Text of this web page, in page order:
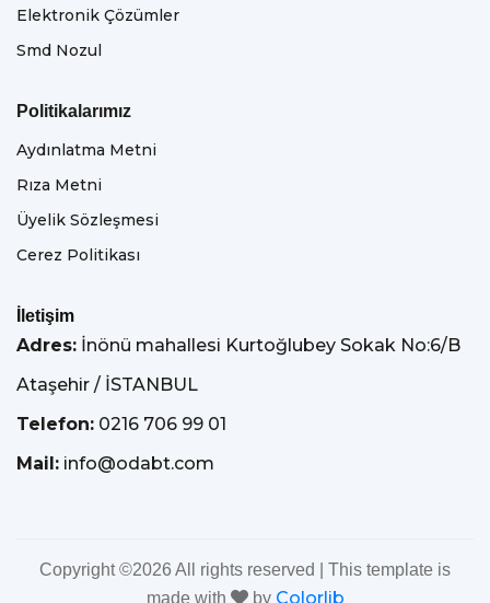
Elektronik Çözümler
Smd Nozul
Politikalarımız
Aydınlatma Metni
Rıza Metni
Üyelik Sözleşmesi
Cerez Politikası
İletişim
Adres: İnönü mahallesi Kurtoğlubey Sokak No:6/B
Ataşehir / İSTANBUL
Telefon: 0216 706 99 01
Mail: info@odabt.com
Copyright ©2026 All rights reserved | This template is
made with
by Colorlib